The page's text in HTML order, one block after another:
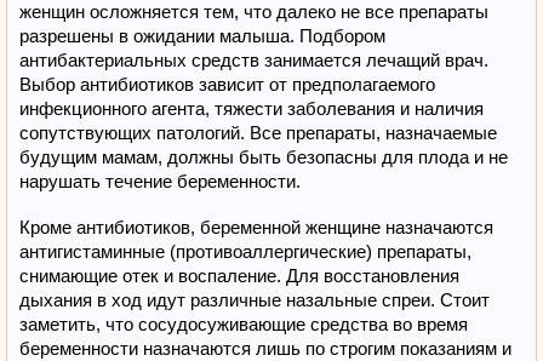
женщин осложняется тем, что далеко не все препараты
разрешены в ожидании малыша. Подбором
антибактериальных средств занимается лечащий врач.
Выбор антибиотиков зависит от предполагаемого
инфекционного агента, тяжести заболевания и наличия
сопутствующих патологий. Все препараты, назначаемые
будущим мамам, должны быть безопасны для плода и не
нарушать течение беременности.
Кроме антибиотиков, беременной женщине назначаются
антигистаминные (противоаллергические) препараты,
снимающие отек и воспаление. Для восстановления
дыхания в ход идут различные назальные спреи. Стоит
заметить, что сосудосуживающие средства во время
беременности назначаются лишь по строгим показаниям и